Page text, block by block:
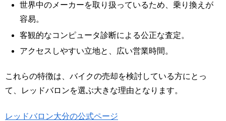
世界中のメーカーを取り扱っているため、乗り換えが
容易。
客観的なコンピュータ診断による公正な査定。
アクセスしやすい立地と、広い営業時間。
これらの特徴は、バイクの売却を検討している方にとっ
て、レッドバロンを選ぶ大きな理由となります。
レッドバロン大分の公式ページ